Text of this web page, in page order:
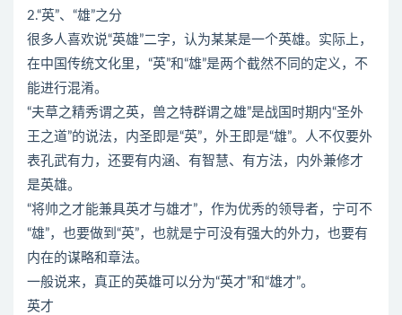
2.“英”、“雄”之分
很多人喜欢说“英雄”二字，认为某某是一个英雄。实际上，
在中国传统文化里，“英”和“雄”是两个截然不同的定义，不
能进行混淆。
“夫草之精秀谓之英，兽之特群谓之雄”是战国时期内“圣外
王之道”的说法，内圣即是“英”，外王即是“雄”。人不仅要外
表孔武有力，还要有内涵、有智慧、有方法，内外兼修才
是英雄。
“将帅之才能兼具英才与雄才”，作为优秀的领导者，宁可不
“雄”，也要做到“英”，也就是宁可没有强大的外力，也要有
内在的谋略和章法。
一般说来，真正的英雄可以分为“英才”和“雄才”。
英才